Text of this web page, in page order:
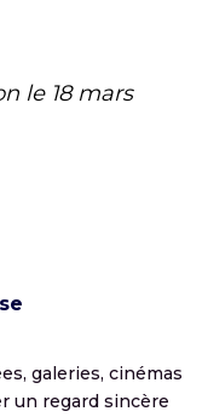
le 18 mars
galeries, cinémas
un regard sincère